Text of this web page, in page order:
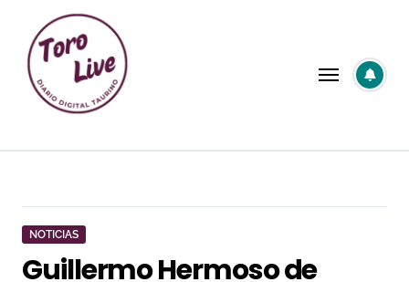
contenido
NOTICIAS
Guillermo Hermoso de